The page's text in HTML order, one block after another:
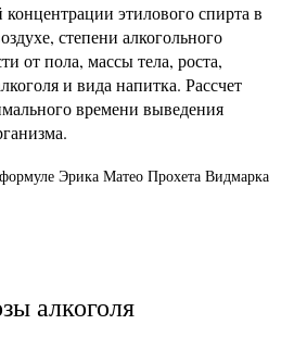
этилового спирта в
степени алкогольного
от пола, массы тела, роста,
и вида напитка. Рассчет
времени выведения
Эрика Матео Прохета Видмарка
алкоголя